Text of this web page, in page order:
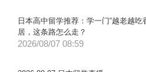
日本高中留学推荐：学一门“越老越
居，这条路怎么走？
2026/08/07 08:59